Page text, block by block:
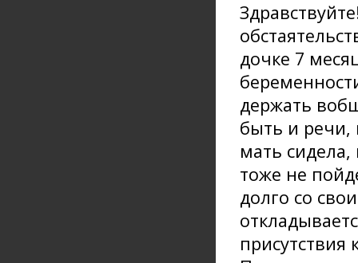
дочке 7
держать
быть и речи,
мать
тоже не
долго со
присутствия